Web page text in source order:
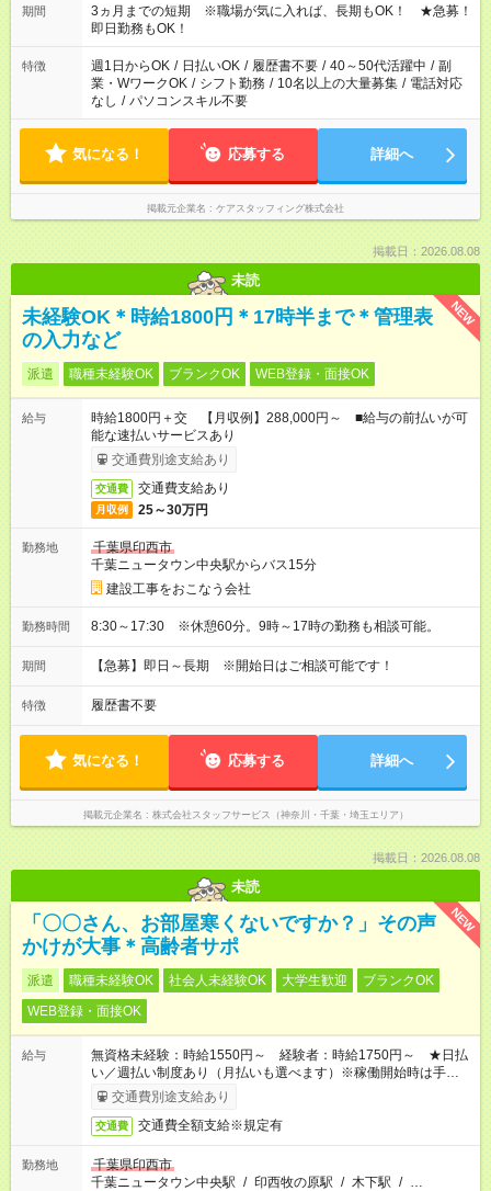
心ください！
期間
3ヵ月までの短期 ※職場が気に入れば、長期もOK！ ★急募！
即日勤務もOK！
特徴 週1日からOK / 日払いOK / 履歴書不要 / 40～50代活躍中 / 副
業・WワークOK / シフト勤務 / 10名以上の大量募集 / 電話対応
なし / パソコンスキル不要
気になる！ 応募する 詳細へ
掲載元企業名 ケアスタッフィング株式会社
掲載日：2026.08.08
未読
NEW
未経験OK＊時給1800円＊17時半まで＊管理表
の入力など
派遣 職種未経験OK ブランクOK WEB登録・面接OK
給与
時給1800円＋交 【月収例】288,000円～ ■給与の前払いが可
能な速払いサービスあり
交通費別途支給あり
交通費 交通費支給あり
月収例 25～30万円
勤務地
千葉県印西市
千葉ニュータウン中央駅からバス15分
建設工事をおこなう会社
勤務時間 8:30～17:30 ※休憩60分。9時～17時の勤務も相談可能。
期間 【急募】即日～長期 ※開始日はご相談可能です！
特徴 履歴書不要
気になる！ 応募する 詳細へ
掲載元企業名 株式会社スタッフサービス（神奈川・千葉・埼玉エリア）
掲載日：2026.08.08
未読
NEW
「〇〇さん、お部屋寒くないですか？」その声
かけが大事＊高齢者サポ
派遣 職種未経験OK 社会人未経験OK 大学生歓迎
ブランクOK
WEB登録・面接OK
給与
無資格未経験：時給1550円～ 経験者：時給1750円～ ★日払
い／週払い制度あり（月払いも選べます）※稼働開始時は手続き
完了次第のお支払いとなります。
交通費別途支給あり
交通費 交通費全額支給※規定有
勤務地
千葉県印西市
千葉ニュータウン中央駅 / 印西牧の原駅 / 木下駅 / …